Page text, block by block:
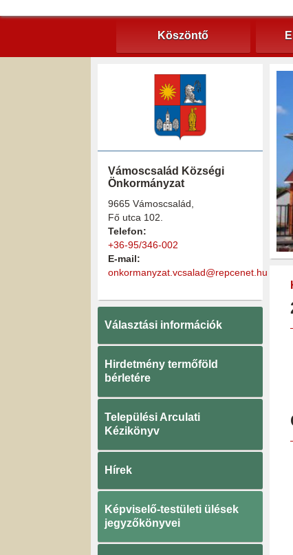
Köszöntő
Vámoscsalád Községi
Önkormányzat
9665 Vámoscsalád,
Fő utca 102.
Telefon:
+36-95/346-002
E-mail:
onkormanyzat.vcsalad@repcenet.hu
Választási információk
Hirdetmény termőföld
bérletére
Települési Arculati
Kézikönyv
Hírek
Képviselő-testületi ülések
jegyzőkönyvei